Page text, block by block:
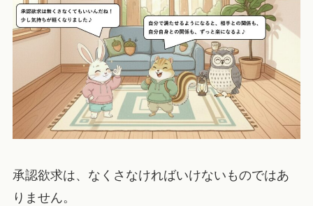
承認欲求は、なくさなければいけないものではあ
りません。